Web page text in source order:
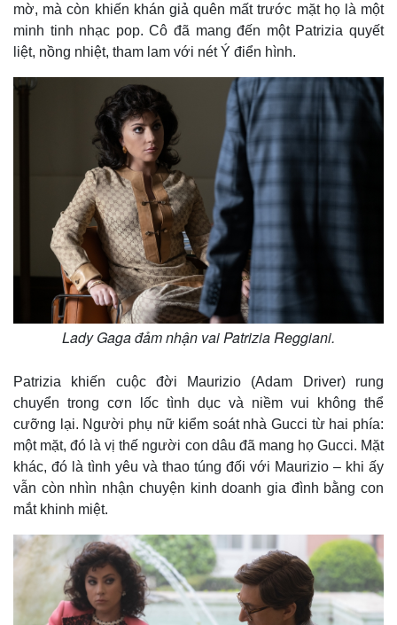
Cuộc sống đó đây
Multimedia
Video
Ảnh
E-Magazine
Infographic
mờ, mà còn khiến khán giả quên mất trước mặt họ là một
minh tinh nhạc pop. Cô đã mang đến một Patrizia quyết
liệt, nồng nhiệt, tham lam với nét Ý điển hình.
Lady Gaga đảm nhận vai Patrizia Reggiani.
Patrizia khiến cuộc đời Maurizio (Adam Driver) rung
chuyển trong cơn lốc tình dục và niềm vui không thể
cưỡng lại. Người phụ nữ kiểm soát nhà Gucci từ hai phía:
một mặt, đó là vị thế người con dâu đã mang họ Gucci. Mặt
khác, đó là tình yêu và thao túng đối với Maurizio – khi ấy
vẫn còn nhìn nhận chuyện kinh doanh gia đình bằng con
mắt khinh miệt.